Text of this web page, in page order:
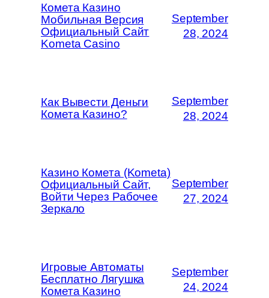
Комета Казино
Мобильная Версия
Официальный Сайт
Kometa Casino
September
28, 2024
Как Вывести Деньги
Комета Казино?
September
28, 2024
Казино Комета (Kometa)
Официальный Сайт,
Войти Через Рабочее
Зеркало
September
27, 2024
Игровые Автоматы
Бесплатно Лягушка
Комета Казино
September
24, 2024